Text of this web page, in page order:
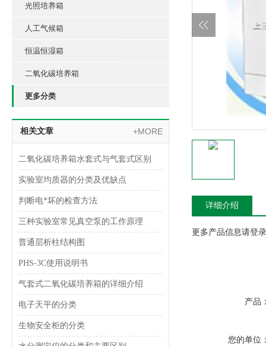
光照培养箱
人工气候箱
恒温恒湿箱
二氧化碳培养箱
更多分类
相关文章 +MORE
二氧化碳培养箱水套式与气套式区别
实验室均质器的分类及优缺点
判断电*坏的检查方法
三种实验室常见真空泵的工作原理
普通层析柱结构图
PHS-3C使用说明书
气套式二氧化碳培养箱的详细介绍
电子天平的分类
生物安全柜的分类
详细介绍
更多产品信息请登
产品
您的单位